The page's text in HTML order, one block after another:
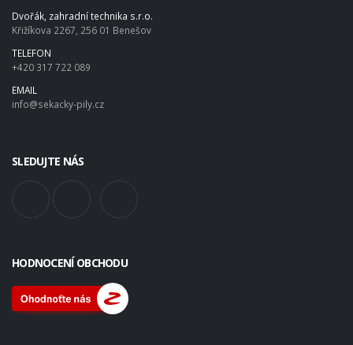
Dvořák, zahradní technika s.r.o.
Křižíkova 2267, 256 01 Benešov
TELEFON
+420 317 722 089
EMAIL
info@sekacky-pily.cz
SLEDUJTE NÁS
HODNOCENÍ OBCHODU